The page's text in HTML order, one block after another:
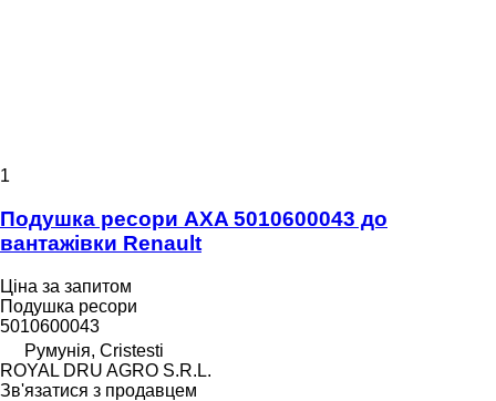
1
Подушка ресори AXA 5010600043 до
вантажівки Renault
Ціна за запитом
Подушка ресори
5010600043
Румунія, Cristesti
ROYAL DRU AGRO S.R.L.
Зв'язатися з продавцем